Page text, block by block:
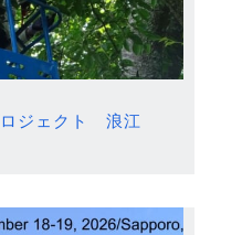
ロジェクト 浪江